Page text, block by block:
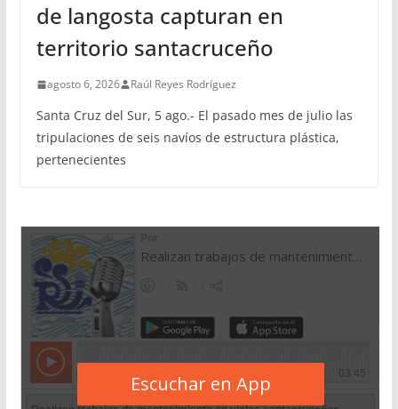
de langosta capturan en
territorio santacruceño
agosto 6, 2026 Raúl Reyes Rodríguez
Santa Cruz del Sur, 5 ago.- El pasado mes de julio las
tripulaciones de seis navíos de estructura plástica,
pertenecientes